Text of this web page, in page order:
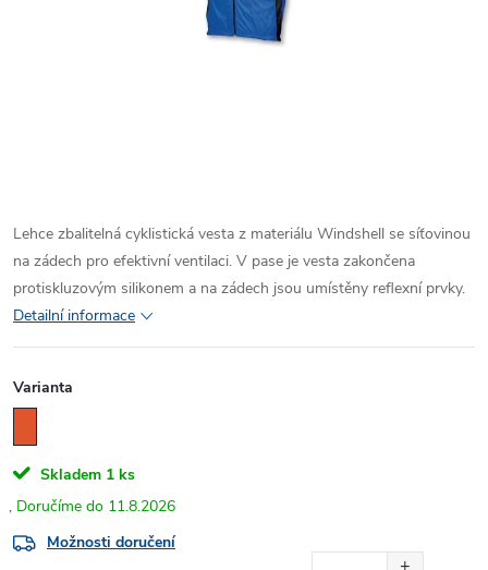
Lehce zbalitelná cyklistická vesta z materiálu Windshell se síťovinou
na zádech pro efektivní ventilaci. V pase je vesta zakončena
protiskluzovým silikonem a na zádech jsou umístěny reflexní prvky.
Detailní informace
Varianta
Skladem 1 ks
11.8.2026
Možnosti doručení